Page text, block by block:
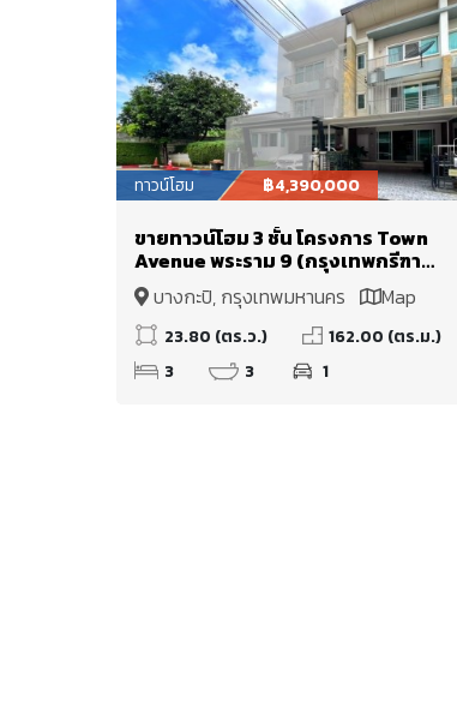
ทาวน์โฮม ฿4,390,000
ขายทาวน์โฮม 3 ชั้น โครงการ Town
Avenue พระราม 9 (กรุงเทพกรีฑา
ซอย 7) ใกล้โรงเรียนนานาชาติ
เวลลิงตัน และ โรงเรียนนานาชาติไบรท์
ตัน คอลเลจ
บางกะปิ, กรุงเทพมหานคร Map
23.80 (ตร.ว.)
162.00 (ตร.ม.)
3
3 1